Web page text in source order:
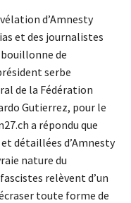
d’Amnesty
et des journalistes
de
serbe
de la Fédération
Gutierrez, pour le
a répondu que
détaillées d’Amnesty
nature du
relèvent d’un
toute forme de